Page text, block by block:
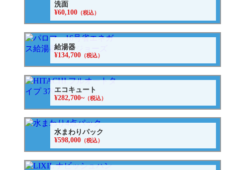
洗面
¥60,100 （税込）
給湯器
¥134,700 （税込）
エコキュート
¥282,700~（税込）
水まわりパック
¥598,000 （税込）